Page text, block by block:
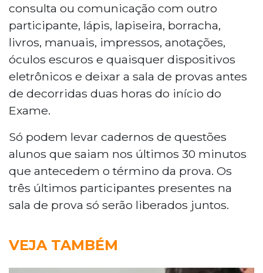
consulta ou comunicação com outro
participante, lápis, lapiseira, borracha,
livros, manuais, impressos, anotações,
óculos escuros e quaisquer dispositivos
eletrônicos e deixar a sala de provas antes
de decorridas duas horas do início do
Exame.
Só podem levar cadernos de questões
alunos que saiam nos últimos 30 minutos
que antecedem o término da prova. Os
três últimos participantes presentes na
sala de prova só serão liberados juntos.
VEJA TAMBÉM